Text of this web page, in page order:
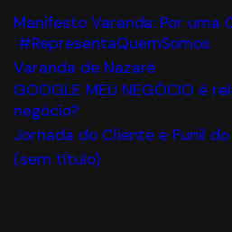
Manifesto Varanda: Por uma
#RepresentaQuemSomos
Varanda de Nazaré
GOOGLE MEU NEGÓCIO é
negócio?
Jornada do Cliente e Funil
(sem título)